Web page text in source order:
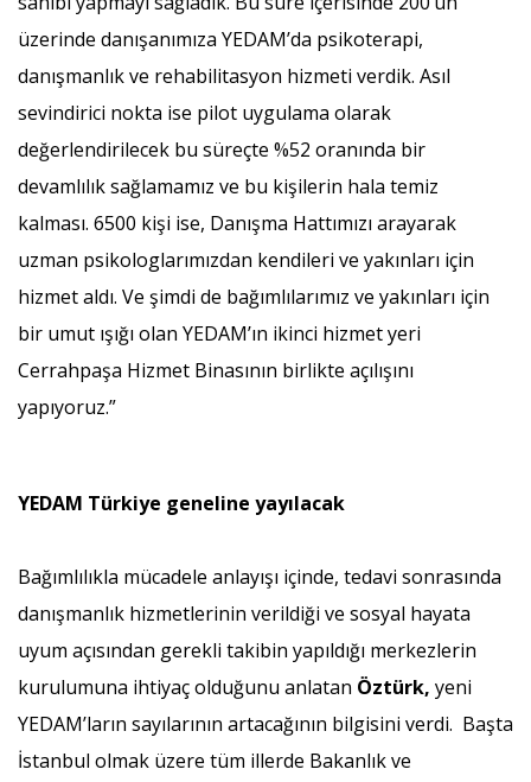
üzerinde danışanımıza YEDAM’da psikoterapi,
danışmanlık ve rehabilitasyon hizmeti verdik. Asıl
sevindirici nokta ise pilot uygulama olarak
değerlendirilecek bu süreçte %52 oranında bir
devamlılık sağlamamız ve bu kişilerin hala temiz
kalması. 6500 kişi ise, Danışma Hattımızı arayarak
uzman psikologlarımızdan kendileri ve yakınları için
hizmet aldı. Ve şimdi de bağımlılarımız ve yakınları için
bir umut ışığı olan YEDAM’ın ikinci hizmet yeri
Cerrahpaşa Hizmet Binasının birlikte açılışını
yapıyoruz.”
YEDAM Türkiye geneline yayılacak
Bağımlılıkla mücadele anlayışı içinde, tedavi sonrasında
danışmanlık hizmetlerinin verildiği ve sosyal hayata
uyum açısından gerekli takibin yapıldığı merkezlerin
kurulumuna ihtiyaç olduğunu anlatan Öztürk, yeni
YEDAM’ların sayılarının artacağının bilgisini verdi. Başta
İstanbul olmak üzere tüm illerde Bakanlık ve